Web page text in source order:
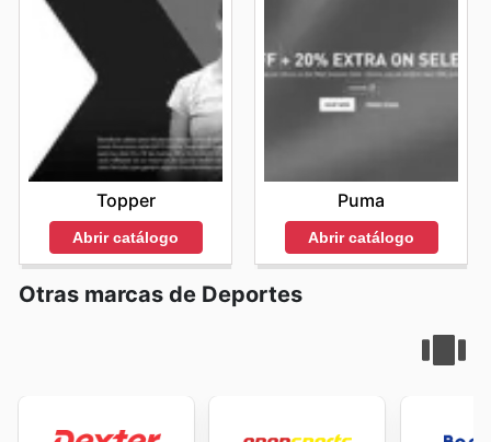
Topper
Abrir catálogo
Puma
Abrir catálogo
Otras marcas de Deportes